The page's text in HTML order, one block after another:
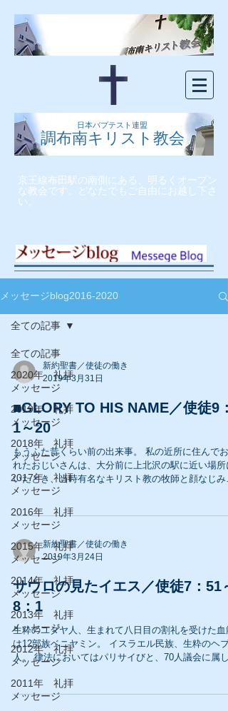
日本バプテスト連盟
調布南キリスト教会
京王線布田駅の南側にある、明るくオープン
な教会です。どなたでもご自由にお越し下さ
い。
メッセージblog2016-2020
全ての記事
2020年 礼拝
メッセージ
2019年 礼拝
メッセージ
2018年 礼拝
メッセージ
2017年 礼拝
メッセージ
2016年 礼拝
メッセージ
2015年 礼拝
メッセージ
2014年 礼拝
メッセージ
2013年 礼拝
メッセージ
2012年 礼拝
メッセージ
2011年 礼拝
メッセージ
全ての記事
新約聖書／使徒の働き
2019年3月31日
■GLORY TO HIS NAME／使徒9：
1～20
もうふた昔くらい前の出来事。 私の近所に住んでお
れたおじいさんは、大分前に上北沢の駅に近い場所
いたとき、当時有名なキリスト教の牧師と顔なじみ
なったらしい。 或る日、その方が半紙に筆でもって
さらさらと走らせた絵文字。 それは額に入れられて
間に飾られた。...
新約聖書／使徒の働き
2019年3月24日
サウロの見たイエス／使徒7：51～
8：1
生粋のユダヤ人、生まれて八日目の割礼を受けた血
は12部族ベニヤミン。 イスラエル民族、生粋のヘブ
人。 律法においてはパリサイびと、70人議会に属し
エリート。 キリキヤの美しい海辺の町タルソで生ま
れ、幼い時から叩き込まれた...